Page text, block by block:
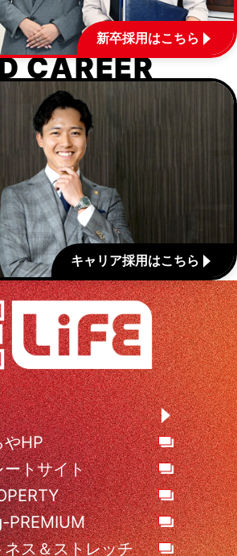
新卒採用はこちら
CAREER
キャリア採用はこちら
やHP
トサイト
PREMIUM
ス＆ストレッチ